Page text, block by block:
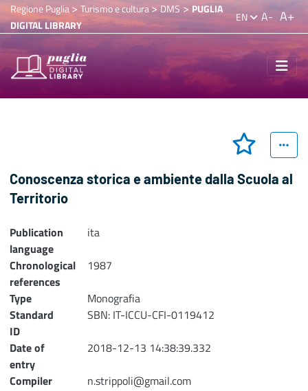
Regione Puglia> Turismo e cultura>DMS > PUGLIA
DIGITAL LIBRARY
EN A- A+
Conoscenza storica e ambiente dalla Scuola al
Territorio
Publication
language
ita
Chronological
references
1987
Type
Monografia
Standard
ID
SBN: IT-ICCU-CFI-0119412
Date of
entry
2018-12-13 14:38:39.332
Compiler
n.strippoli@gmail.com